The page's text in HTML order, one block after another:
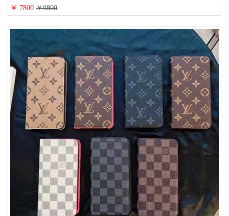
財布カード入り 多機能 ハイ ブランド Galaxy S25/S24/S23手帳カバー おすす
め
￥ 7800￥9800